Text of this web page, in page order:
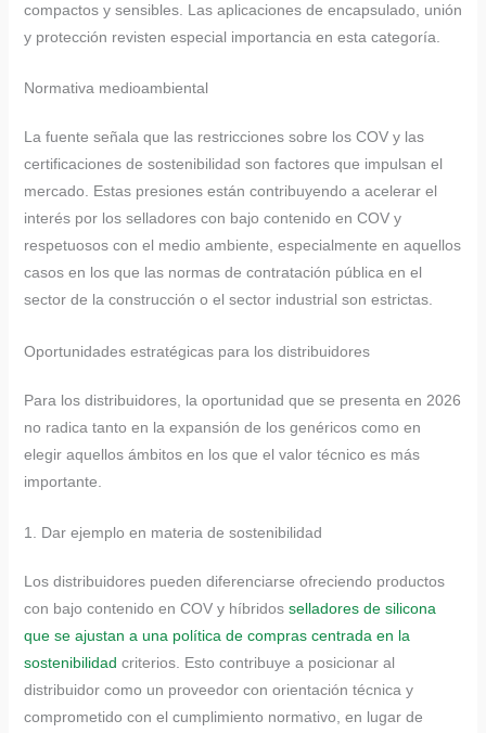
compactos y sensibles. Las aplicaciones de encapsulado, unión
y protección revisten especial importancia en esta categoría.
Normativa medioambiental
La fuente señala que las restricciones sobre los COV y las
certificaciones de sostenibilidad son factores que impulsan el
mercado. Estas presiones están contribuyendo a acelerar el
interés por los selladores con bajo contenido en COV y
respetuosos con el medio ambiente, especialmente en aquellos
casos en los que las normas de contratación pública en el
sector de la construcción o el sector industrial son estrictas.
Oportunidades estratégicas para los distribuidores
Para los distribuidores, la oportunidad que se presenta en 2026
no radica tanto en la expansión de los genéricos como en
elegir aquellos ámbitos en los que el valor técnico es más
importante.
1. Dar ejemplo en materia de sostenibilidad
Los distribuidores pueden diferenciarse ofreciendo productos
con bajo contenido en COV y híbridos selladores de silicona
que se ajustan a una política de compras centrada en la
sostenibilidad criterios. Esto contribuye a posicionar al
distribuidor como un proveedor con orientación técnica y
comprometido con el cumplimiento normativo, en lugar de